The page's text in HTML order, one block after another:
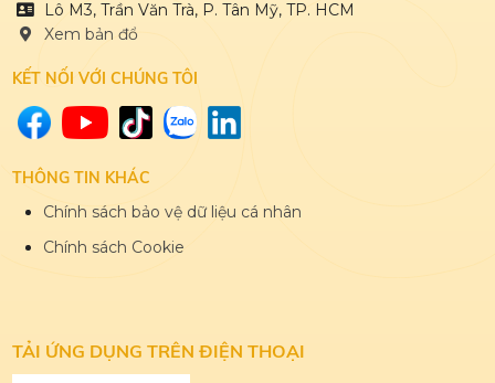
Lô M3, Trần Văn Trà, P. Tân Mỹ, TP. HCM
Xem bản đổ
KẾT NỐI VỚI CHÚNG TÔI
THÔNG TIN KHÁC
Chính sách bảo vệ dữ liệu cá nhân
Chính sách Cookie
TẢI ỨNG DỤNG TRÊN ĐIỆN THOẠI